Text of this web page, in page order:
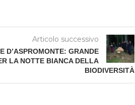
Articolo successivo
D’ASPROMONTE: GRANDE
LA NOTTE BIANCA DELLA
BIODIVERSITÀ